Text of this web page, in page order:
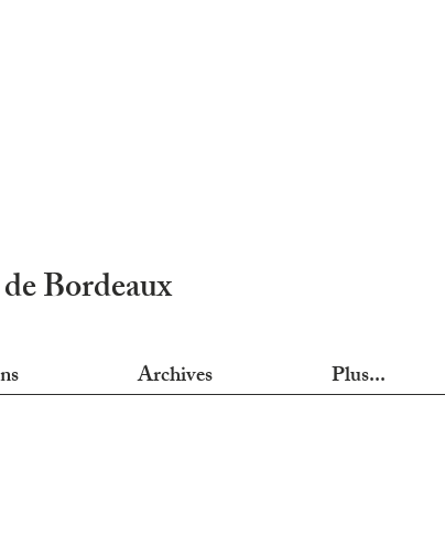
Bordeaux
Archives Plus...